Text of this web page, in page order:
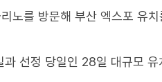
노를 방문해 부산 엑스포 유
선정 당일인 28일 대규모